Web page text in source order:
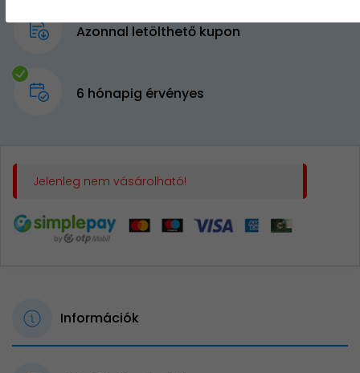
Azonnal letölthető kupon
6 hónapig érvényes
Jelenleg nem vásárolható!
Információk